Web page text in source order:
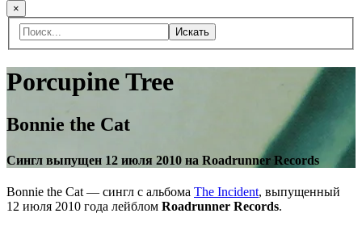
×
Искать
Porcupine Tree
Bonnie the Cat
Сингл выпущен 12 июля 2010 на Roadrunner Records
Bonnie the Cat — сингл с альбома The Incident, выпущенный
12 июля 2010 года лейблом Roadrunner Records.